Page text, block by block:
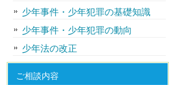
少年事件・少年犯罪の基礎知識
少年事件・少年犯罪の動向
少年法の改正
ご相談内容